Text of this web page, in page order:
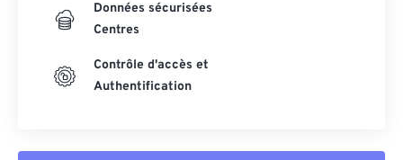
Données sécurisées
Centres
Contrôle d'accès et
Authentification